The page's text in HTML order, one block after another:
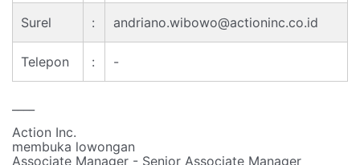
Surel : andriano.wibowo@actioninc.co.id
Telepon : -
Action Inc.
membuka lowongan
Associate Manager - Senior Associate Manager